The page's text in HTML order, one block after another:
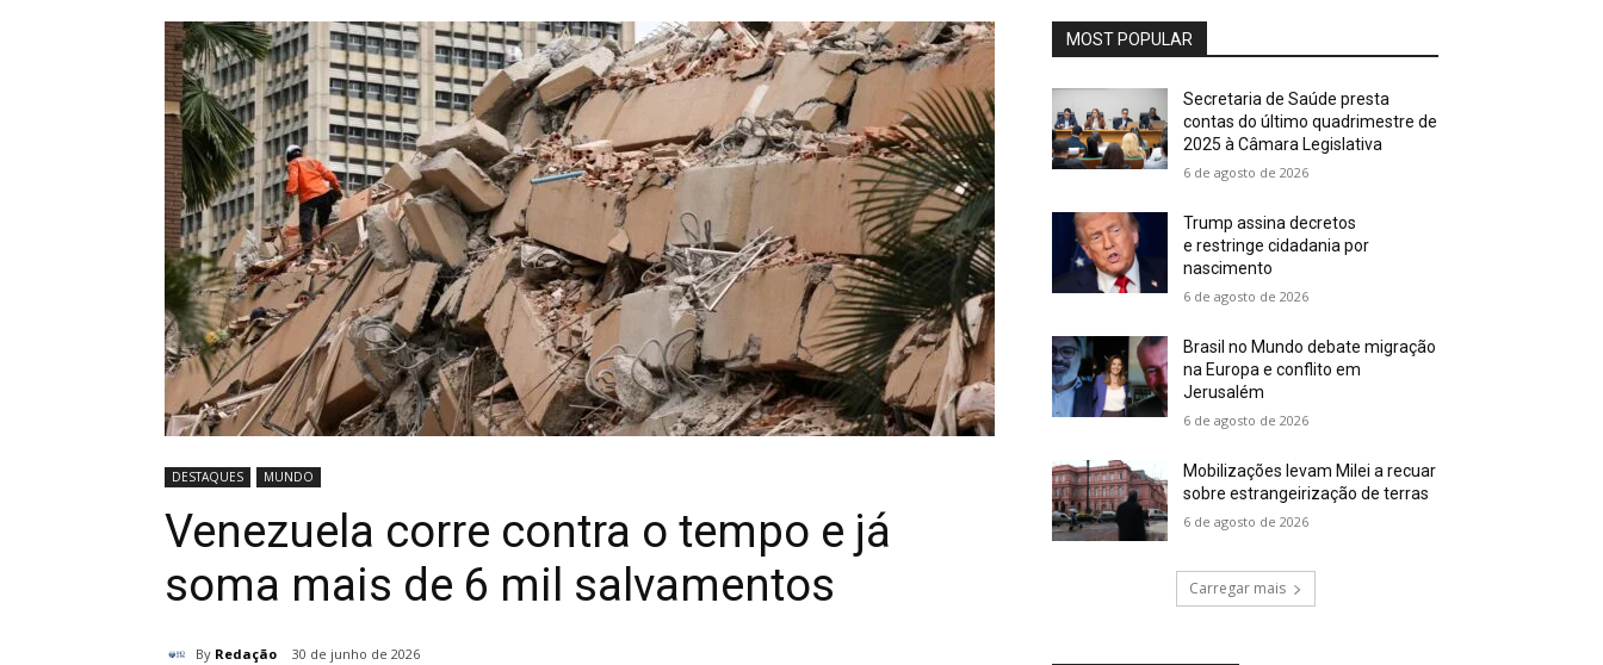
DESTAQUES MUNDO
Venezuela corre contra o tempo e já
soma mais de 6 mil salvamentos
By Redação 30 de junho de 2026
MOST POPULAR
Secretaria de Saúde presta
contas do último quadrimestre de
2025 à Câmara Legislativa
6 de agosto de 2026
Trump assina decretos
e restringe cidadania por
nascimento
6 de agosto de 2026
Brasil no Mundo debate migração
na Europa e conflito em
Jerusalém
6 de agosto de 2026
Mobilizações levam Milei a recuar
sobre estrangeirização de terras
6 de agosto de 2026
Carregar mais